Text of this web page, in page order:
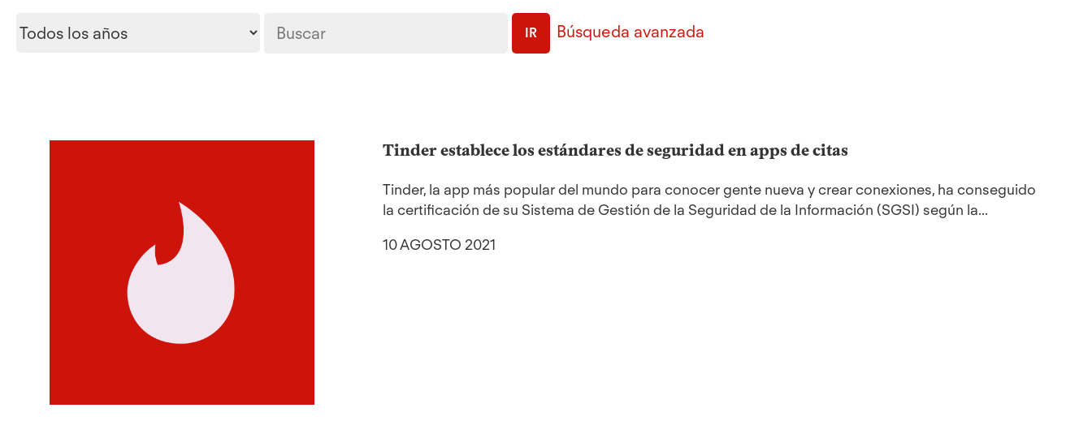
Year
Palabras
clave
IR Búsqueda avanzada
Tinder establece los estándares de seguridad en apps de citas
Tinder, la app más popular del mundo para conocer gente nueva y crear conexiones, ha conseguido
la certificación de su Sistema de Gestión de la Seguridad de la Información (SGSI) según la...
10 AGOSTO 2021